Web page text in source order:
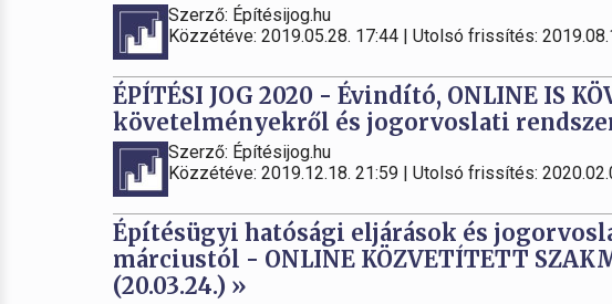
Szerző: Építésijog.hu
Közzétéve: 2019.05.28. 17:44 | Utolsó frissítés:
ÉPÍTÉSI JOG 2020 - Évindító, ONLINE IS
követelményekről és jogorvoslati
Szerző: Építésijog.hu
Közzétéve: 2019.12.18. 21:59 | Utolsó frissítés:
Építésügyi hatósági eljárások és
márciustól - ONLINE KÖZVETÍTETT
(20.03.24.) »